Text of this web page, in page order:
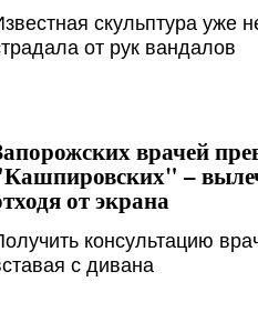
скульптура уже
от рук вандалов
врачей
–
от экрана
консультацию
с дивана